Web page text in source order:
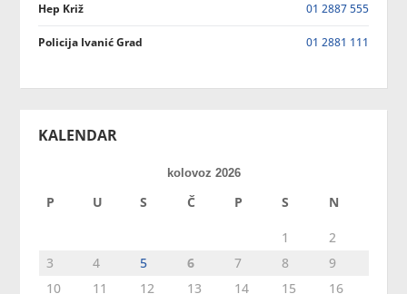
Hep Križ 01 2887 555
Policija Ivanić Grad 01 2881 111
KALENDAR
kolovoz 2026
P U S Č P S N
1
2
3
4 5 6 7 8
9
10
11 12 13 14 15
16